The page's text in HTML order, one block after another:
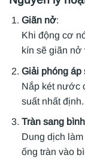
Giãn nở:
Khi động cơ
kín sẽ giãn nở
Giải phóng áp
Nắp két nước
suất nhất định.
Tràn sang
Dung dịch
ống tràn vào